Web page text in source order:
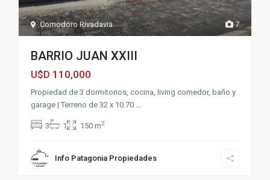
7
Comodoro Rivadavia
BARRIO JUAN XXIII
U$D 110,000
Propiedad de 3 dormitorios, cocina, living comedor, baño y
garage | Terreno de 32 x 10.70
3 1 150 m2
Info Patagonia Propiedades